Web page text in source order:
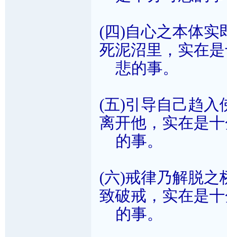
(四)自心之本体实
死泥沼里，实在
悲的事。
(五)引导自己趋入
离开他，实在是
的事。
(六)戒律乃解脱之
致破戒，实在是
的事。